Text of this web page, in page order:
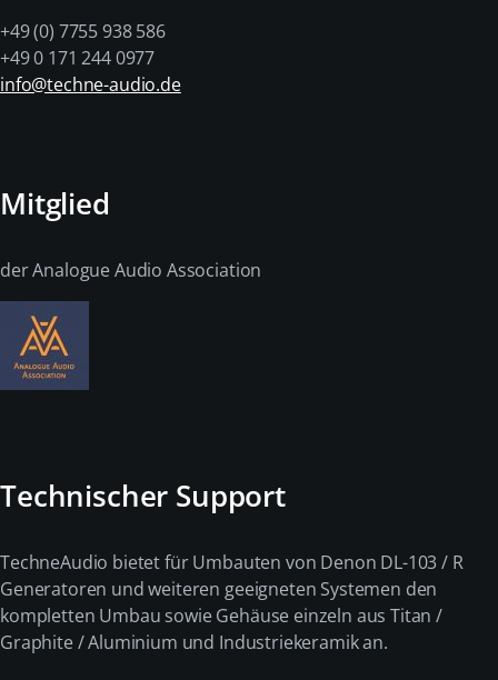
+49 (0) 7755 938 586
+49 0 171 244 0977
info@techne-audio.de
Mitglied
der Analogue Audio Association
Technischer Support
TechneAudio bietet für Umbauten von Denon DL-103 / R
Generatoren und weiteren geeigneten Systemen den
kompletten Umbau sowie Gehäuse einzeln aus Titan /
Graphite / Aluminium und Industriekeramik an.